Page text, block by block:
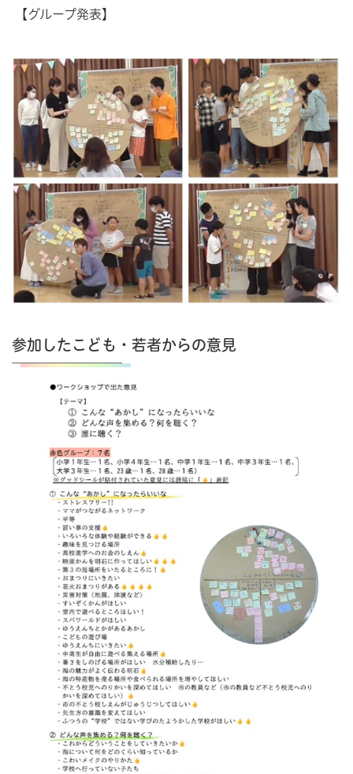
【グループ発表】
参加したこども・若者からの意見